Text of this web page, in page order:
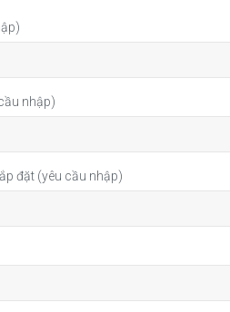
nhập)
đặt (yêu cầu nhập)